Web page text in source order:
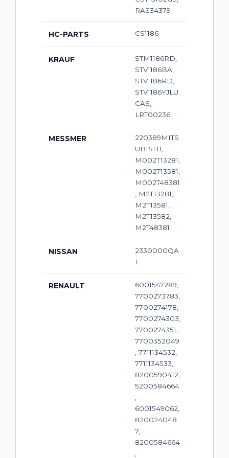
RAS34379
HC-PARTS CS1186
KRAUF
STM1186RD,
STV1186BA,
STV1186RD,
STV1186YJLU
CAS,
LRT00236
MESSMER
220389MITS
UBISHI,
M002T13281,
M002T13581,
M002T48381
, M2T13281,
M2T13581,
M2T13582,
M2T48381
NISSAN
2330000QA
L
RENAULT
6001547289,
7700273783,
7700274178,
7700274303,
7700274351,
7700352049
, 7711134532,
7711134533,
8200590412,
5200584664
6001549062,
820024048
7,
8200584664